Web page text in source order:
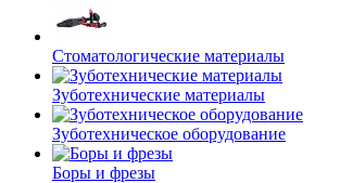
Стоматологические материалы
Зуботехнические материалы
Зуботехническое оборудование
Боры и фрезы